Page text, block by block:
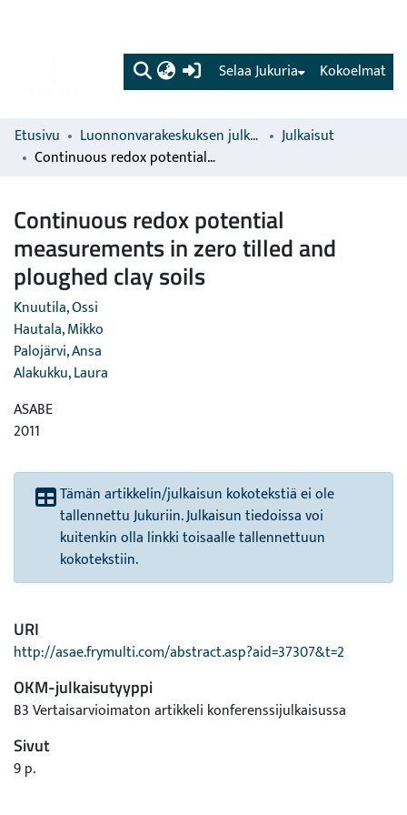
(current) Kokoelmat
Selaa Jukuria
Etusivu Luonnonvarakeskuksen julkaisut
Julkaisut
Continuous redox potential measurements in zero tilled and ploughed clay soils
Continuous redox potential
measurements in zero tilled and
ploughed clay soils
Knuutila, Ossi
Hautala, Mikko
Palojärvi, Ansa
Alakukku, Laura
ASABE
2011
Tämän artikkelin/julkaisun kokotekstiä ei ole
tallennettu Jukuriin. Julkaisun tiedoissa voi
kuitenkin olla linkki toisaalle tallennettuun
kokotekstiin.
URI
http://asae.frymulti.com/abstract.asp?aid=37307&t=2
OKM-julkaisutyyppi
B3 Vertaisarvioimaton artikkeli konferenssijulkaisussa
Sivut
9 p.